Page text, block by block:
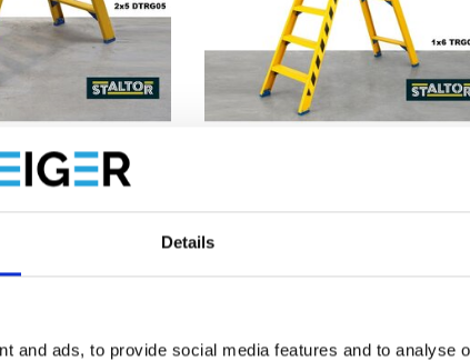
Details
and ads, to provide social media features and to analyse
trap kunststof
€503,00